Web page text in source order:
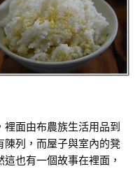
面由布農族生活用品到
陳列，而屋子與室內的凳
也有一個故事在裡面，